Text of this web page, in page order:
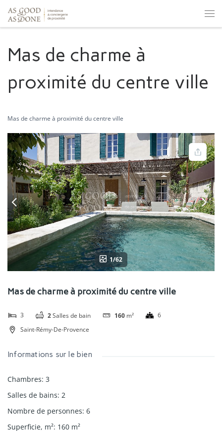
Skip to content
Mas de charme à
proximité du centre ville
Mas de charme à proximité du centre ville
1/62
Mas de charme à proximité du centre ville
3 2Salles de bain 160 m²
6
Saint-Rémy-De-Provence
Informations sur le bien
Chambres: 3
Salles de bains: 2
Nombre de personnes: 6
Superficie, m²: 160 m²